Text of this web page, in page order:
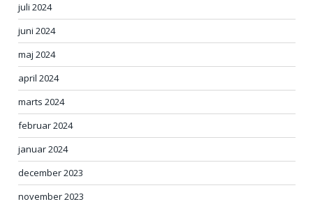
juli 2024
juni 2024
maj 2024
april 2024
marts 2024
februar 2024
januar 2024
december 2023
november 2023